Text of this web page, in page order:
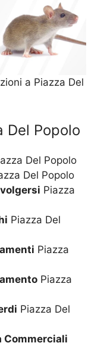
a Piazza Del
Del Popolo
Del Popolo
Del Popolo
Piazza
Piazza Del
Piazza
Piazza
Piazza Del